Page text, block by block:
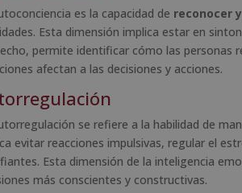
es la capacidad de reconocer
Esta dimensión implica estar en
permite identificar cómo las personas
afectan a las decisiones y acciones.
se refiere a la habilidad de
evitar reacciones impulsivas, regular el
Esta dimensión de la inteligencia
más conscientes y constructivas.